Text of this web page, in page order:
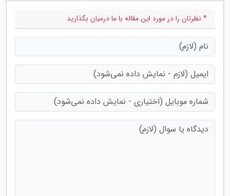
* نظرتان را در مورد این مقاله با ما درمیان بگذارید